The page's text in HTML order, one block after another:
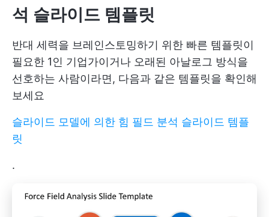
석 슬라이드 템플릿
반대 세력을 브레인스토밍하기 위한 빠른 템플릿이
필요한 1인 기업가이거나 오래된 아날로그 방식을
선호하는 사람이라면, 다음과 같은 템플릿을 확인해
보세요
슬라이드 모델에 의한 힘 필드 분석 슬라이드 템플
릿
.